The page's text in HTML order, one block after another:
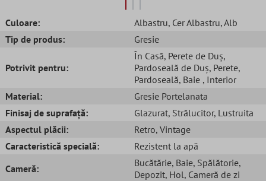
Culoare: Albastru, Cer Albastru, Alb
Tip de produs:
Gresie
Potrivit pentru:
În Casă, Perete de Duș,
Pardoseală de Duș, Perete,
Pardoseală, Baie , Interior
Material:
Gresie Portelanata
Finisaj de suprafață:
Glazurat, Strălucitor, Lustruita
Aspectul plăcii:
Retro, Vintage
Caracteristică specială:
Rezistent la apă
Cameră:
Bucătărie, Baie, Spălătorie,
Depozit, Hol, Cameră de zi